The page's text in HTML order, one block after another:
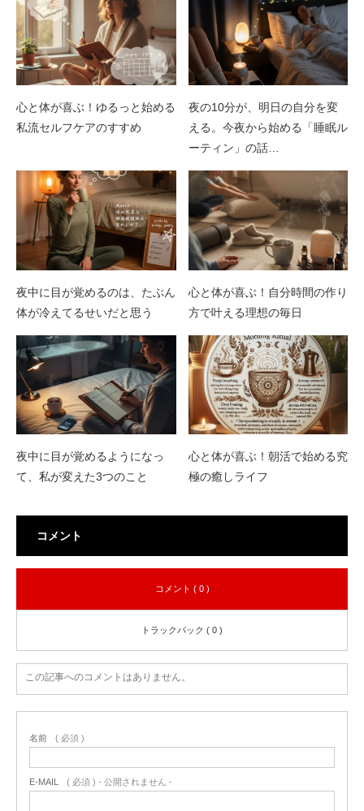
心と体が喜ぶ！ゆるっと始める
私流セルフケアのすすめ
夜の10分が、明日の自分を変
える。今夜から始める「睡眠ル
ーティン」の話…
夜中に目が覚めるのは、たぶん
体が冷えてるせいだと思う
心と体が喜ぶ！自分時間の作り
方で叶える理想の毎日
夜中に目が覚めるようになっ
て、私が変えた3つのこと
心と体が喜ぶ！朝活で始める究
極の癒しライフ
コメント
コメント ( 0 )
トラックバック ( 0 )
この記事へのコメントはありません。
名前 ( 必須 )
E-MAIL ( 必須 ) - 公開されません -